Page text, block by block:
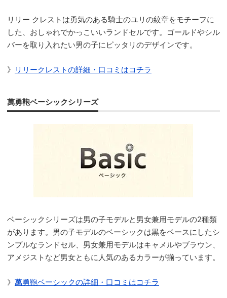
リリー クレストは勇気のある騎士のユリの紋章をモチーフに
した、おしゃれでかっこいいランドセルです。ゴールドやシル
バーを取り入れたい男の子にピッタリのデザインです。
》 リリークレストの詳細・口コミはコチラ
萬勇鞄ベーシックシリーズ
ベーシックシリーズは男の子モデルと男女兼用モデルの2種類
があります。男の子モデルのベーシックは黒をベースにしたシ
ンプルなランドセル、男女兼用モデルはキャメルやブラウン、
アメジストなど男女ともに人気のあるカラーが揃っています。
》 萬勇鞄ベーシックの詳細・口コミはコチラ